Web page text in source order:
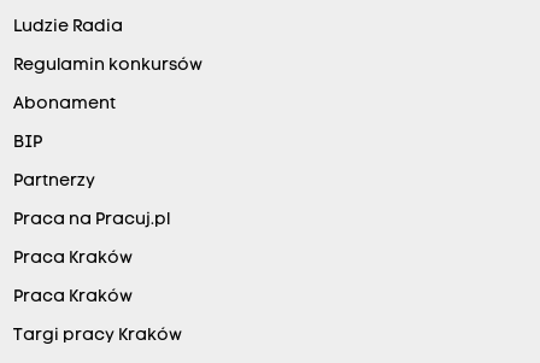
Ludzie Radia
Regulamin konkursów
Abonament
BIP
Partnerzy
Praca na Pracuj.pl
Praca Kraków
Praca Kraków
Targi pracy Kraków